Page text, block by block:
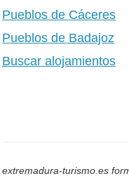
Pueblos de Cáceres
Pueblos de Badajoz
Buscar alojamientos
extremadura-turismo.es